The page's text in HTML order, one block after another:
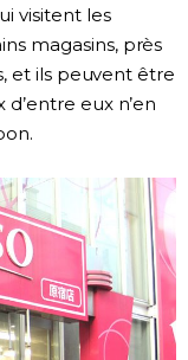
visitent les
magasins, près
et ils peuvent être
eux n’en